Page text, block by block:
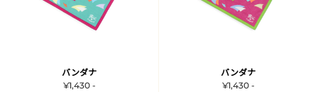
バンダナ
¥1,430 -
バンダナ
¥1,430 -